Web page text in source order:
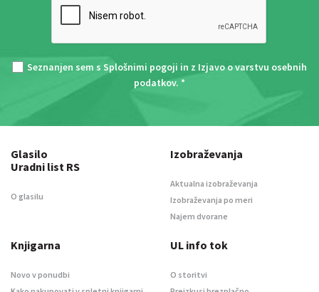
Seznanjen sem s Splošnimi pogoji in z Izjavo o varstvu osebnih
podatkov. *
Glasilo
Uradni list RS
O glasilu
Izobraževanja
Aktualna izobraževanja
Izobraževanja po meri
Najem dvorane
Knjigarna
Novo v ponudbi
UL info tok
O storitvi